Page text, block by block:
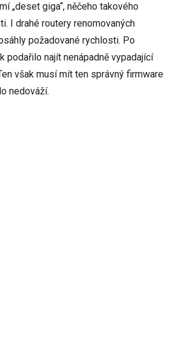
„deset giga“, něčeho takového
I drahé routery renomovaných
požadované rychlosti. Po
podařilo najít nenápadně vypadající
však musí mít ten správný firmware
nedováží.